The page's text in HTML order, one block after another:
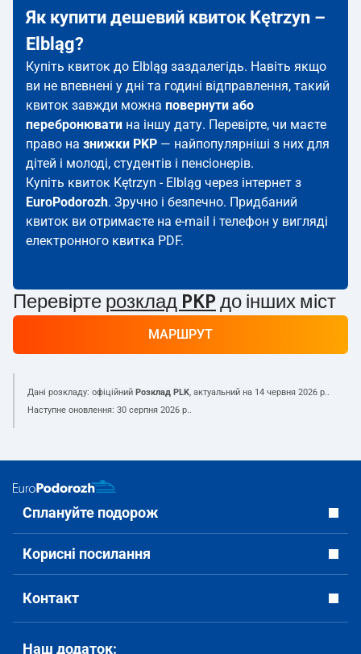
Як купити дешевий квиток Kętrzyn –
Elbląg?
Купіть квиток до Elbląg заздалегідь. Навіть якщо
ви не впевнені у дні та годині відправлення, такий
квиток завжди можна повернути або
перебронювати на іншу дату. Перевірте, чи маєте
право на знижки PKP — найпопулярніші з них для
дітей і молоді, студентів і пенсіонерів.
Купіть квиток Kętrzyn - Elbląg через інтернет з
EuroPodorozh. Зручно і безпечно. Придбаний
квиток ви отримаєте на e-mail і телефон у вигляді
електронного квитка PDF.
Перевірте розклад PKP до інших міст
МАРШРУТ
Дані розкладу: офіційний Розклад PLK, актуальний на 14 червня 2026 р..
Наступне оновлення: 30 серпня 2026 р..
Сплануйте подорож
Корисні посилання
Контакт
Наш додаток: